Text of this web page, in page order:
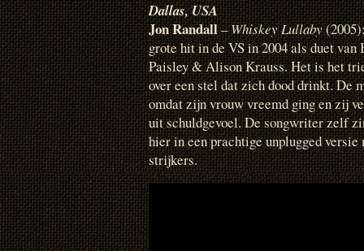
Dallas, USA
Jon Randall–Whiskey Lullaby
grote hit in de VS in 2004 als duet van
Paisley & Alison Krauss. Het is het
over een stel dat zich dood drinkt. De
omdat zijn vrouw vreemd ging en zij
uit schuldgevoel. De songwriter zelf
hier in een prachtige unplugged versie
strijkers.